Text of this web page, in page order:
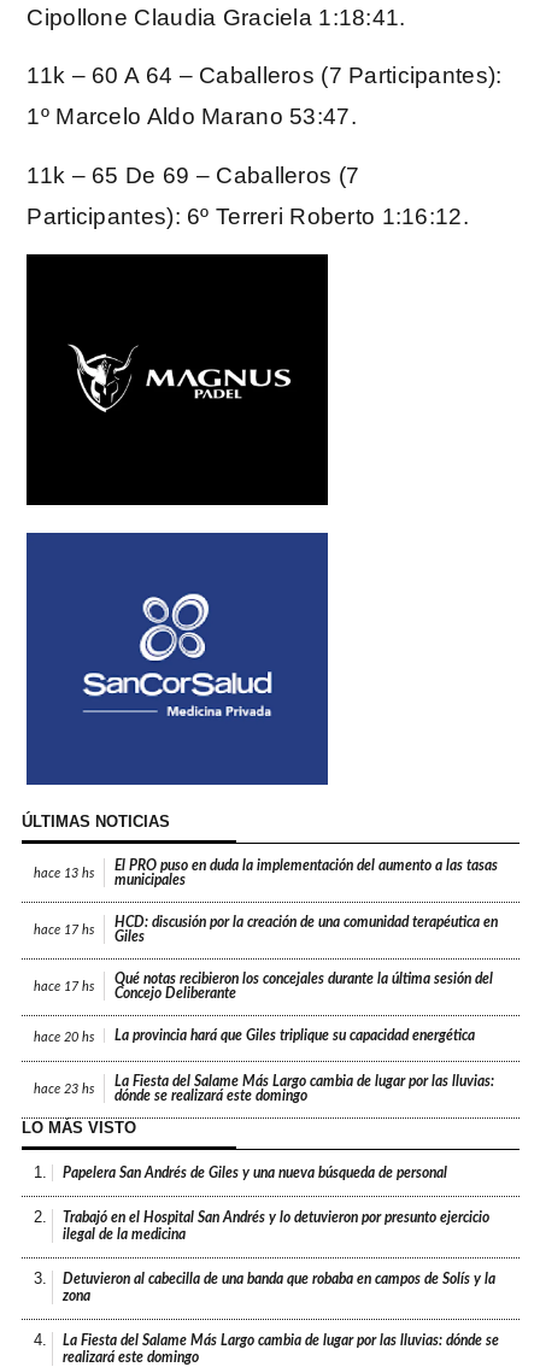
Cipollone Claudia Graciela 1:18:41.
11k – 60 A 64 – Caballeros (7 Participantes):
1º Marcelo Aldo Marano 53:47.
11k – 65 De 69 – Caballeros (7
Participantes): 6º Terreri Roberto 1:16:12.
ÚLTIMAS NOTICIAS
hace 13 hs
El PRO puso en duda la implementación del aumento a las tasas
municipales
hace 17 hs
HCD: discusión por la creación de una comunidad terapéutica en
Giles
hace 17 hs
Qué notas recibieron los concejales durante la última sesión del
Concejo Deliberante
hace 20 hs La provincia hará que Giles triplique su capacidad energética
hace 23 hs
La Fiesta del Salame Más Largo cambia de lugar por las lluvias:
dónde se realizará este domingo
LO MÁS VISTO
1. Papelera San Andrés de Giles y una nueva búsqueda de personal
2.
Trabajó en el Hospital San Andrés y lo detuvieron por presunto ejercicio
ilegal de la medicina
3.
Detuvieron al cabecilla de una banda que robaba en campos de Solís y la
zona
4.
La Fiesta del Salame Más Largo cambia de lugar por las lluvias: dónde se
realizará este domingo